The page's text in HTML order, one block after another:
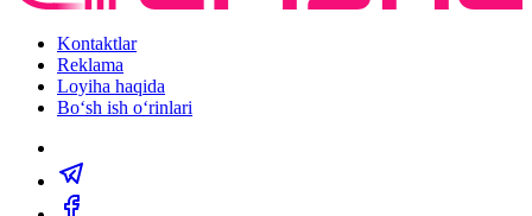
Kontaktlar
Reklama
Loyiha haqida
Bo‘sh ish o‘rinlari